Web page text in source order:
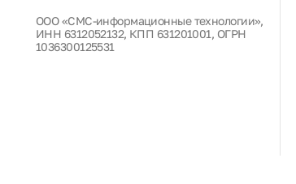
ООО «СМС-информационные технологии»,
ИНН 6312052132, КПП 631201001, ОГРН
1036300125531